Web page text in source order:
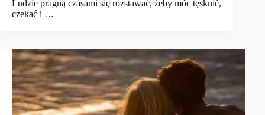
Ludzie pragną czasami się rozstawać, żeby móc tęsknić,
czekać i …